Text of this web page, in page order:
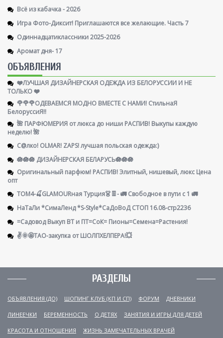
Всё из кабачка - 2026
Игра Фото-Диксит! Приглашаются все желающие. Часть 7
Одиннадцатиклассники 2025-2026
Аромат дня- 17
ОБЪЯВЛЕНИЯ
❤️ЛУЧШАЯ ДИЗАЙНЕРСКАЯ ОДЕЖДА ИЗ БЕЛОРУССИИ И НЕ
ТОЛЬКО ❤️
🌹🌹🌹ОДЕВАЕМСЯ МОДНО ВМЕСТЕ С НАМИ! СтильнаЯ
БелоруссиЯ‼
🌺 ПАРФЮМЕРИЯ от люкса до ниши РАСПИВ! Выкупы каждую
неделю! 🌺
С@лко! OLMAR! ZAPS! лучшая польская одежда:)
🪷🪷🪷 ДИЗАЙНЕРСКАЯ БЕЛАРУСЬ🪷🪷🪷
Оригинальный парфюм! РАСПИВ! Элитный, нишевый, люкс Цена
опт
ТОМ4-🍒GLAMOURная Турция👗👖- 🚛 Свободное в пути с 1 🚛
НаТаЛи *СимаЛенд *S-Style*СаДоВоД СТОП 16.08-стр2236
=Садовод Выкуп ВТ и ПТ=СоК= Пионы=Семена=Растения!
✌️🌞🤩ТАО-закупка от ШОЛПХЕЛПЕРА!💥
РАЗДЕЛЫ
ОБЪЯВЛЕНИЯ (ДО) ШОПИНГ КЛУБ (КП И СП) ФОРУМ ДНЕВНИКИ
ЛИНЕЕЧКИ БЕРЕМЕННОСТЬ О ДЕТЯХ ЗАНЯТИЯ И ИГРЫ ДЛЯ ДЕТЕЙ
КРАСОТА И ОТНОШЕНИЯ ЖИЗНЬ ЗАМЕЧАТЕЛЬНЫХ ВРАЧЕЙ